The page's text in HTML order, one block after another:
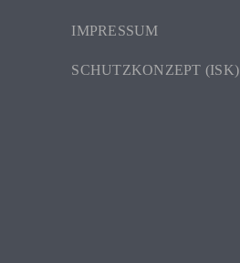
IMPRESSUM
SCHUTZKONZEPT (ISK)